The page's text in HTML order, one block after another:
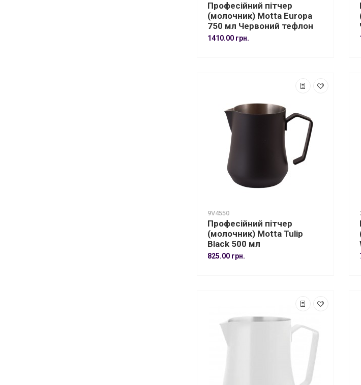
Професійний пітчер
(молочник) Motta Europa
750 мл Червоний тефлон
1410.00 грн.
9V4550
Професійний пітчер
(молочник) Motta Tulip
Black 500 мл
825.00 грн.